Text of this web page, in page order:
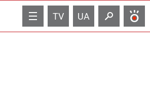
TV UA